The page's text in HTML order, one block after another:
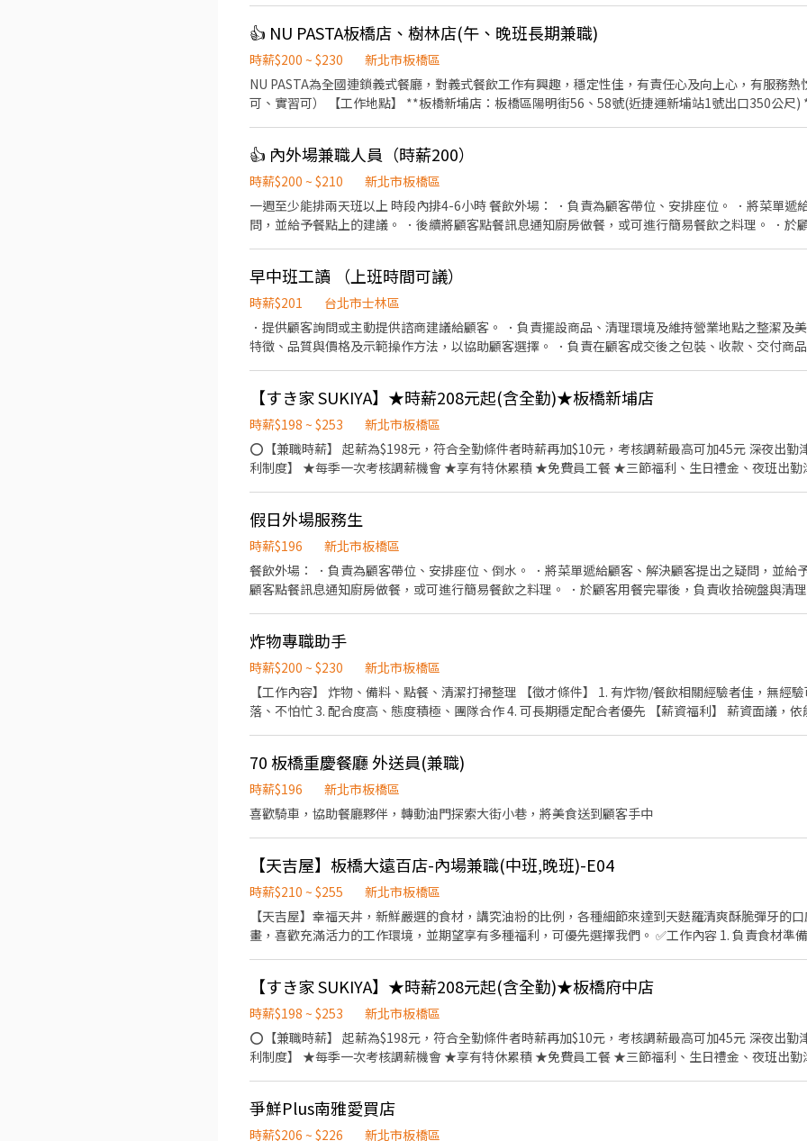
有職缺，歡迎直接投遞履歷！ ⭕工作內容 ▪外場🎈 帶客入座→介紹、服務→飲料提供→餐具清洗→桌邊結帳→收銀結帳......等。
▪內場🍣 商品進貨、準備、整理→餐點製作→提供餐點→餐具清洗→環境整理維護......等。 ▪洗碗區
頓、環境清洗......等。 ✨️在職教育訓練完善，無經驗者也OK✨️ ⭕獎金福利 ▪生日禮券！ ▪員工用餐優惠！ ▪不定期活動競賽獎
金！ ▪一年4次考核及調薪！！！ ▪加班費5分鐘為單位精準計算！ ▪介紹親朋好友入職，期滿可獲
企業魅力 ▪「以人為本」注重團隊合作及交流，採納同仁的意見，提升參與感 ▪除學習到日本商業
技巧，還可接觸店鋪的經營管理，例如：成本控管及數據分析等專業知識 ▪升遷快速且制度完善，
機會 ▪享有完善的福利制度，加班費為5分鐘為單位計算，重視員工的辛勤付出 ▪計畫拓展全台灣
休／年假按照勞基法規定 ⑤颱風天出勤津貼補助 ⑥員工店內用餐折扣 ⑦提供員工制服 ⑧任職一年後提供免費健
相關】 歡迎各大專院校實習生 福利制度完善，提供加班費！ 時薪制，薪資平日200元/假日210元（高於基
度】 歡迎介紹親朋好友一同任職，介紹獎金拿不完！！！ 依介紹職位及任職期間不同，發放
👍 NU PASTA板橋店、樹林店(午、晚班長期兼職)
時薪$200 ~ $230
新北市板橋區
NU PASTA為全國連鎖義式餐廳，對義式餐飲工作有興趣，穩定性佳，有責任心及向上心，有服務
可、實習可） 【工作地點】 **板橋新埔店：板橋區陽明街56、58號(近捷運新埔站1號出口350公尺
麵、餐點製作、吧檯、收銀、外場服務等)。 3.學習如何產品介紹、顧客服務、及門市行銷。 4.協助
推廣。 5.維護環境清潔安全。 【應徵請說明應徵新埔店或亞東店或樹林店，午班或晚班時段】
👍 內外場兼職人員（時薪200）
時薪$200 ~ $210
新北市板橋區
一週至少能排兩天班以上 時段內排4-6小時 餐飲外場： ．負責為顧客帶位、安排座位。 ．將菜單遞給顧客、解決顧客提出之疑
問，並給予餐點上的建議。 ．後續將顧客點餐訊息通知廚房做餐，或可進行簡易餐飲之料理。 ．於
的容量與重量。 ．負責擺盤、打包外帶服務。
早中班工讀 （上班時間可議）
時薪$201
台北市士林區
．提供顧客詢問或主動提供諮商建議給顧客。 ．負責擺設商品、清理環境及維持營業地點之整潔及
特徵、品質與價格及示範操作方法，以協助顧客選擇。 ．負責在顧客成交後之包裝、收款、交付商
【すき家 SUKIYA】★時薪208元起(含全勤)★板橋新埔店
時薪$198 ~ $253
新北市板橋區
⭕【兼職時薪】 起薪為$198元，符合全勤條件者時薪再加$10元，考核調薪最高可加45元 深夜出勤津貼
利制度】 ★每季一次考核調薪機會 ★享有特休累積 ★免費員工餐 ★三節福利、生日禮金、夜班出
的速食連鎖ZENSHO集團，我們的理念是"消滅世界的飢餓和貧困"，目標是成為全球第一的連鎖餐
高品質的食材，當場現點現作提供美味可口的日本國民美食-牛丼/咖哩，並以舒適衛生的用餐環境
親民的誠懇價格，強調食品安全，顧客安心。不論是單獨一人、與家人一起、朋友一起，皆可享受
假日外場服務生
時薪$196
新北市板橋區
餐飲外場： ．負責為顧客帶位、安排座位、倒水。 ．將菜單遞給顧客、解決顧客提出之疑問，並給
顧客點餐訊息通知廚房做餐，或可進行簡易餐飲之料理。 ．於顧客用餐完畢後，負責收拾碗盤與清理環境。 ．由於餐
炸物專職助手
時薪$200 ~ $230
新北市板橋區
【工作內容】 炸物、備料、點餐、清潔打掃整理 【徵才條件】 1. 有炸物/餐飲相關經驗者佳，無經驗可培訓 2. 反應快、手腳俐
落、不怕忙 3. 配合度高、態度積極、團隊合作 4. 可長期穩定配合者優先 【薪資福利】 薪資面議，依能力調整 表現優異另有獎金
70 板橋重慶餐廳 外送員(兼職)
時薪$196
新北市板橋區
喜歡騎車，協助餐廳夥伴，轉動油門探索大街小巷，將美食送到顧客手中
【天吉屋】板橋大遠百店-內場兼職(中班,晚班)-E04
時薪$210 ~ $255
新北市板橋區
【天吉屋】幸福天丼，新鮮嚴選的食材，講究油粉的比例，各種細節來達到天麩羅清爽酥脆彈牙的口感。 若您有兼職打
畫，喜歡充滿活力的工作環境，並期望享有多種福利，可優先選擇我們。 ✅工作內容 1. 負責食材準備、各項餐點製作 2. 協助進
出勤每小時再加5圓，國定假日除外。 ✅工作時段說明：依店鋪營運需求排班；兼職人員每月可配合排班時數須達60小時以上。
✅提供免費溫馨員工餐點、交通便利通勤上班很方便。 ✅歡迎無餐飲工作經驗、對餐飲業有熱忱的
--------------------------------------------------------------------- 『加入三澧 成為家人』共同創造無
成立-日商三澧餐飲集團 HUMAX ASIA，屬於日本Wondertable餐飲集團在台分公司。 深耕台灣多
牌，旗下六大連鎖餐飲品牌包含， ★義式料理餐廳：BELLINI CAFFÈ、BELLINI Pasta Pasta、
物餐廳：Mo-Mo-Paradise壽喜燒 ★日式天婦羅專門店：天吉屋、吉天麩羅 全台直營店鋪皆位於各
中。 -------------------------------------------------------------------------- 【應徵須知】 ①詳閱工
【すき家 SUKIYA】★時薪208元起(含全勤)★板橋府中店
時薪$198 ~ $253
新北市板橋區
⭕【兼職時薪】 起薪為$198元，符合全勤條件者時薪再加$10元，考核調薪最高可加45元 深夜出勤津貼
利制度】 ★每季一次考核調薪機會 ★享有特休累積 ★免費員工餐 ★三節福利、生日禮金、夜班出
的速食連鎖ZENSHO集團，我們的理念是"消滅世界的飢餓和貧困"，目標是成為全球第一的連鎖餐
高品質的食材，當場現點現作提供美味可口的日本國民美食-牛丼/咖哩，並以舒適衛生的用餐環境
爭鮮Plus南雅愛買店
時薪$206 ~ $226 新北市板橋區